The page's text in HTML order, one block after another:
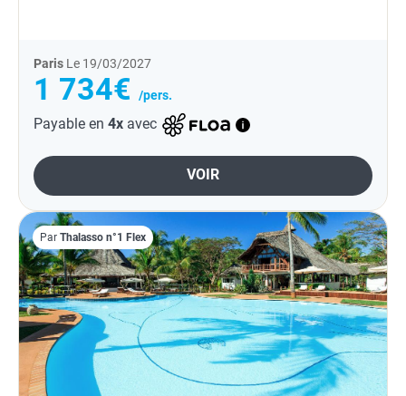
Paris Le 19/03/2027
1 734€ /pers.
Payable en 4x avec
VOIR
Par Thalasso n°1 Flex